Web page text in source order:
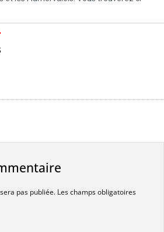
pas publiée. Les champs obligatoires